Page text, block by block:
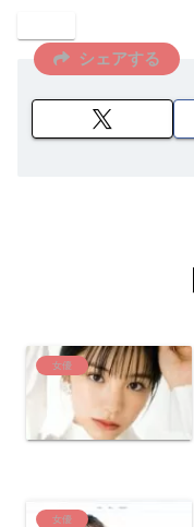
シェアする
女優
女優